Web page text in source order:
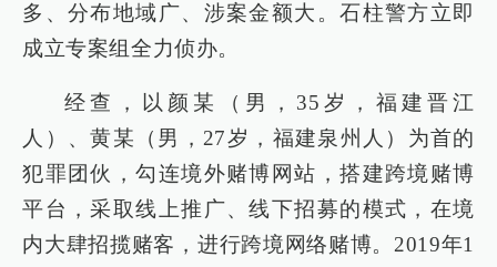
多、分布地域广、涉案金额大。石柱警方立即
成立专案组全力侦办。
经查，以颜某（男，35岁，福建晋江
人）、黄某（男，27岁，福建泉州人）为首的
犯罪团伙，勾连境外赌博网站，搭建跨境赌博
平台，采取线上推广、线下招募的模式，在境
内大肆招揽赌客，进行跨境网络赌博。2019年1